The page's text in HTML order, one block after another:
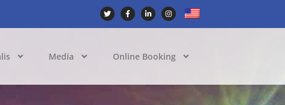
Media Online Booking